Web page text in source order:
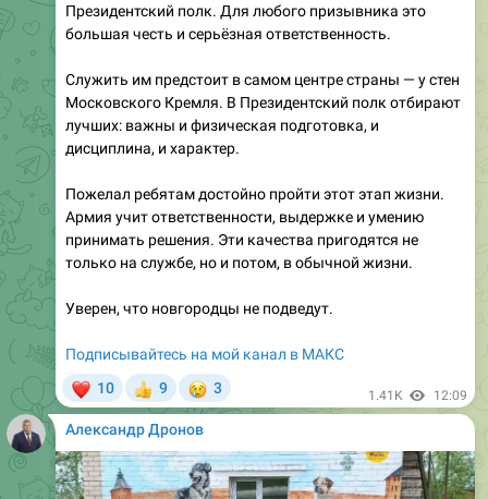
Служить им предстоит в самом центре страны — у стен
лучших: важны и физическая подготовка, и
дисциплина, и характер.
Пожелал ребятам достойно пройти этот этап жизни.
принимать решения. Эти качества пригодятся не
только на службе, но и потом, в обычной жизни.
Уверен, что новгородцы не подведут.
Подписывайтесь на мой канал в МАКС
Александр Дронов